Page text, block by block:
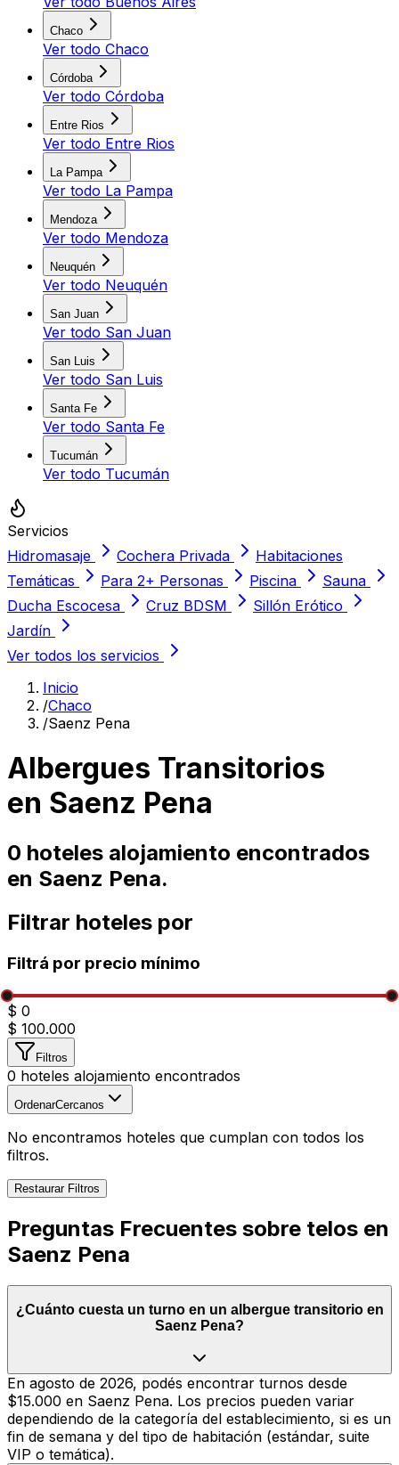
Chaco
Ver todo Chaco
Córdoba
Ver todo Córdoba
Entre Rios
Ver todo Entre Rios
La Pampa
Ver todo La Pampa
Mendoza
Ver todo Mendoza
Neuquén
Ver todo Neuquén
San Juan
Ver todo San Juan
San Luis
Ver todo San Luis
Santa Fe
Ver todo Santa Fe
Tucumán
Ver todo Tucumán
Servicios
Hidromasaje
Cochera Privada
Habitaciones
Temáticas
Para 2+ Personas Piscina
Sauna
Ducha Escocesa
Cruz BDSM
Sillón Erótico
Jardín
Ver todos los servicios
Inicio
/Chaco
/Saenz Pena
Albergues Transitorios
en Saenz Pena
0 hoteles alojamiento encontrados
en Saenz Pena.
Filtrar hoteles por
Filtrá por precio mínimo
$ 0
$ 100.000
Filtros
0 hoteles alojamiento encontrados
OrdenarCercanos
No encontramos hoteles que cumplan con todos los
filtros.
Restaurar Filtros
Preguntas Frecuentes sobre telos en
Saenz Pena
¿Cuánto cuesta un turno en un albergue transitorio en
Saenz Pena?
En agosto de 2026, podés encontrar turnos desde
$15.000 en Saenz Pena. Los precios pueden variar
dependiendo de la categoría del establecimiento, si es un
fin de semana y del tipo de habitación (estándar, suite
VIP o temática).